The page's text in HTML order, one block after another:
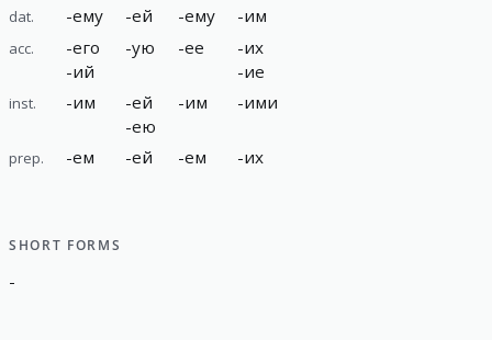
dat. -ему -ей -ему -им
acc. -его
-ий
-ую -ее -их
-ие
inst. -им -ей
-ею
-им -ими
prep. -ем -ей -ем -их
SHORT FORMS
-